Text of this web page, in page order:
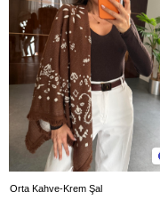
Orta Kahve-Krem Şal